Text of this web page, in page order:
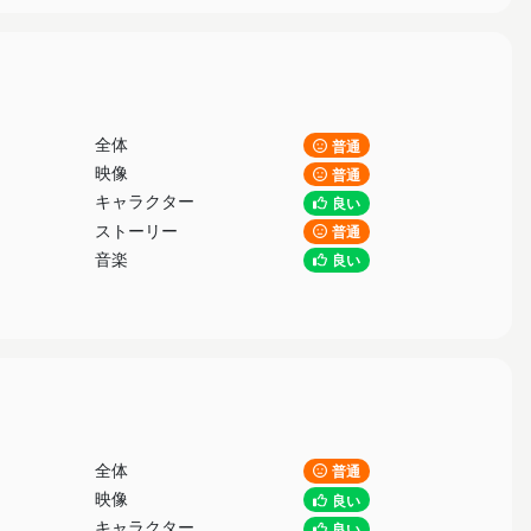
全体 普通
映像 普通
キャラクター 良い
ストーリー 普通
音楽 良い
全体 普通
映像 良い